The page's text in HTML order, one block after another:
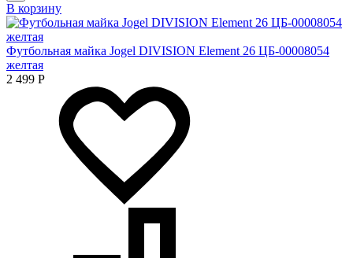
В корзину
Футбольная майка Jogel DIVISION Element 26 ЦБ-00008054
желтая
2 499 Р